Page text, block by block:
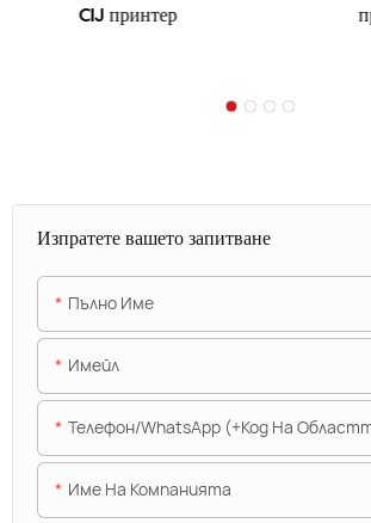
CIJ принтер
Изпратете вашето запитване
Пълно Име
Имейл
Телефон/WhatsApp (+Код На
Име На Компанията